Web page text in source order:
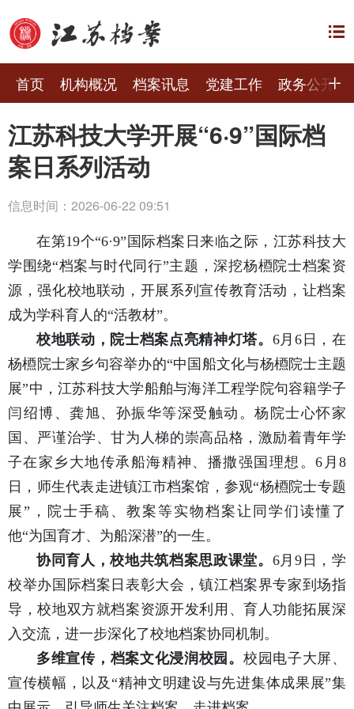
首页 机构概况 档案讯息 党建工作 政务公开
江苏科技大学开展“6·9”国际档
案日系列活动
信息时间：2026-06-22 09:51
在第19个“6·9”国际档案日来临之际，江苏科技大
学围绕“档案与时代同行”主题，深挖杨槱院士档案资
源，强化校地联动，开展系列宣传教育活动，让档案
成为学科育人的“活教材”。
校地联动，院士档案点亮精神灯塔。 6月6日，在
杨槱院士家乡句容举办的“中国船文化与杨槱院士主题
展”中，江苏科技大学船舶与海洋工程学院句容籍学子
闫绍博、龚旭、孙振华等深受触动。杨院士心怀家
国、严谨治学、甘为人梯的崇高品格，激励着青年学
子在家乡大地传承船海精神、播撒强国理想。6月8
日，师生代表走进镇江市档案馆，参观“杨槱院士专题
展”，院士手稿、教案等实物档案让同学们读懂了
他“为国育才、为船深潜”的一生。
协同育人，校地共筑档案思政课堂。 6月9日，学
校举办国际档案日表彰大会，镇江档案界专家到场指
导，校地双方就档案资源开发利用、育人功能拓展深
入交流，进一步深化了校地档案协同机制。
多维宣传，档案文化浸润校园。 校园电子大屏、
宣传横幅，以及“精神文明建设与先进集体成果展”集